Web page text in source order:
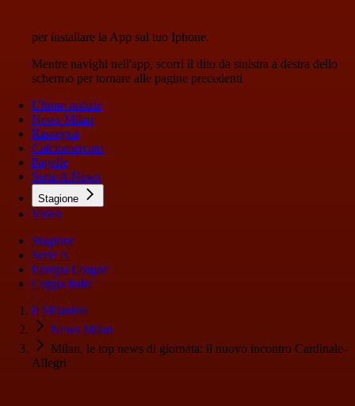
per installare la App sul tuo Iphone.
Mentre navighi nell'app, scorri il dito da sinistra a destra dello
schermo per tornare alle pagine precedenti
Ultime notizie
News Milan
Rassegna
Calciomercato
Pagelle
Serie A News
Stagione
Video
Stagione
Serie A
Europa League
Coppa Italia
Il Milanista
News Milan
Milan, le top news di giornata: il nuovo incontro Cardinale-
Allegri